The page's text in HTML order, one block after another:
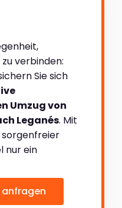
zu verbinden:
Sie sich
Umzug von
Leganés. Mit
sorgenfreier
nur ein